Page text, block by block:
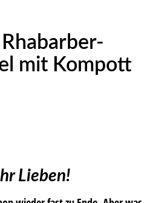
mit Kompott
Lieben!